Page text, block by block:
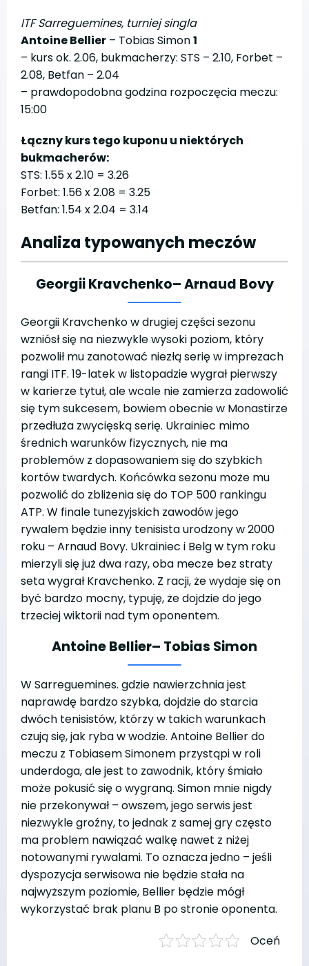
ITF Sarreguemines, turniej singla
Antoine Bellier – Tobias Simon1
– kurs ok. 2.06, bukmacherzy: STS – 2.10, Forbet –
2.08, Betfan – 2.04
– prawdopodobna godzina rozpoczęcia meczu:
15:00
Łączny kurs tego kuponu u niektórych
bukmacherów:
STS: 1.55 x 2.10 = 3.26
Forbet: 1.56 x 2.08 = 3.25
Betfan: 1.54 x 2.04 = 3.14
Analiza typowanych meczów
Georgii Kravchenko– Arnaud Bovy
Georgii Kravchenko w drugiej części sezonu
wzniósł się na niezwykle wysoki poziom, który
pozwolił mu zanotować niezłą serię w imprezach
rangi ITF. 19-latek w listopadzie wygrał pierwszy
w karierze tytuł, ale wcale nie zamierza zadowolić
się tym sukcesem, bowiem obecnie w Monastirze
przedłuża zwycięską serię. Ukrainiec mimo
średnich warunków fizycznych, nie ma
problemów z dopasowaniem się do szybkich
kortów twardych. Końcówka sezonu może mu
pozwolić do zbliżenia się do TOP 500 rankingu
ATP. W finale tunezyjskich zawodów jego
rywalem będzie inny tenisista urodzony w 2000
roku – Arnaud Bovy. Ukrainiec i Belg w tym roku
mierzyli się już dwa razy, oba mecze bez straty
seta wygrał Kravchenko. Z racji, że wydaje się on
być bardzo mocny, typuję, że dojdzie do jego
trzeciej wiktorii nad tym oponentem.
Antoine Bellier– Tobias Simon
W Sarreguemines. gdzie nawierzchnia jest
naprawdę bardzo szybka, dojdzie do starcia
dwóch tenisistów, którzy w takich warunkach
czują się, jak ryba w wodzie. Antoine Bellier do
meczu z Tobiasem Simonem przystąpi w roli
underdoga, ale jest to zawodnik, który śmiało
może pokusić się o wygraną. Simon mnie nigdy
nie przekonywał – owszem, jego serwis jest
niezwykle groźny, to jednak z samej gry często
ma problem nawiązać walkę nawet z niżej
notowanymi rywalami. To oznacza jedno – jeśli
dyspozycja serwisowa nie będzie stała na
najwyższym poziomie, Bellier będzie mógł
wykorzystać brak planu B po stronie oponenta.
Oceń